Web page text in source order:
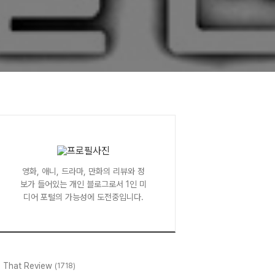
영화, 애니, 드라마, 만화의 리뷰와 정
보가 들어있는 개인 블로그로서 1인 미
디어 포털의 가능성에 도전중입니다.
That Review (1718)